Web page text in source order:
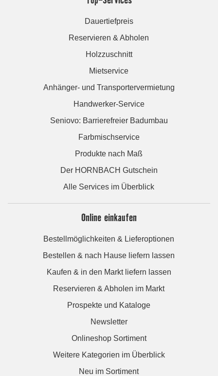
Dauertiefpreis
Reservieren & Abholen
Holzzuschnitt
Mietservice
Anhänger- und Transportervermietung
Handwerker-Service
Seniovo: Barrierefreier Badumbau
Farbmischservice
Produkte nach Maß
Der HORNBACH Gutschein
Alle Services im Überblick
Online einkaufen
Bestellmöglichkeiten & Lieferoptionen
Bestellen & nach Hause liefern lassen
Kaufen & in den Markt liefern lassen
Reservieren & Abholen im Markt
Prospekte und Kataloge
Newsletter
Onlineshop Sortiment
Weitere Kategorien im Überblick
Neu im Sortiment